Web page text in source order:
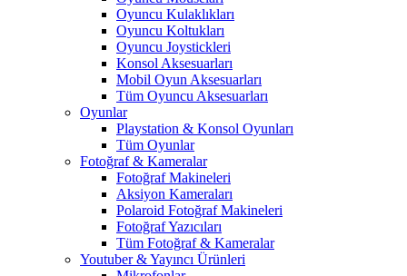
Oyuncu Kulaklıkları
Oyuncu Koltukları
Oyuncu Joystickleri
Konsol Aksesuarları
Mobil Oyun Aksesuarları
Tüm Oyuncu Aksesuarları
Oyunlar
Playstation & Konsol Oyunları
Tüm Oyunlar
Fotoğraf & Kameralar
Fotoğraf Makineleri
Aksiyon Kameraları
Polaroid Fotoğraf Makineleri
Fotoğraf Yazıcıları
Tüm Fotoğraf & Kameralar
Youtuber & Yayıncı Ürünleri